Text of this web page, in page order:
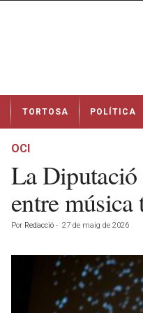
t
TORTOSA POLÍTICA
OCI
La Diputació
entre
Por Redacció - 27 de maig de 2026